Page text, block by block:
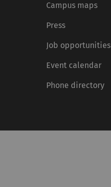
Campus maps
Press
Job opportunities
Event calendar
Phone directory